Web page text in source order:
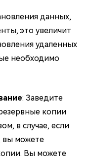
данных,
это увеличит
удаленных
необходимо
: Заведите
копии
в случае, если
вы можете
Вы можете